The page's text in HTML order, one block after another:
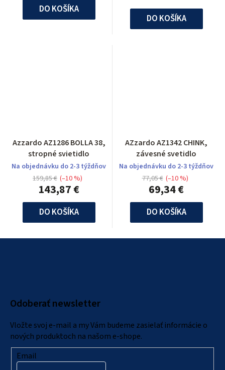
DO KOŠÍKA
DO KOŠÍKA
Azzardo AZ1286 BOLLA 38,
stropné svietidlo
Na objednávku do 2-3 týždňov
143,87 €
159,85 € (–10 %)
DO KOŠÍKA
AZzardo AZ1342 CHINK,
závesné svetidlo
Na objednávku do 2-3 týždňov
69,34 €
77,05 € (–10 %)
DO KOŠÍKA
Odoberať newsletter
Vložte svoj e-mail a my Vám budeme zasielať informácie o
nových produktoch na našom e-shope.
Email